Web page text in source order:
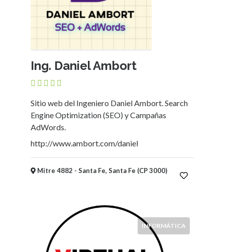
Ing. Daniel Ambort
Sitio web del Ingeniero Daniel Ambort. Search
Engine Optimization (SEO) y Campañas
AdWords.
http://www.ambort.com/daniel
Mitre 4882 - Santa Fe, Santa Fe (CP 3000)
INFORMÁTICA